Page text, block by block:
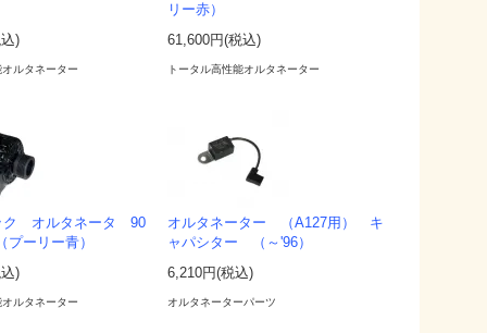
)
オルタネーター
リー赤）
61,600円(税込)
トータル高性能オルタネーター
ク オルタネータ 90
ーリー青）
)
オルタネーター
オルタネーター （A127用） キ
ャパシター （～'96）
6,210円(税込)
オルタネーターパーツ